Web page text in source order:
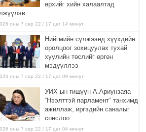
өрхийг хийн халаалтад
оны 7 сар 22 / 17 цаг 14 минут
Нийгмийн сүлжээнд хүүхдийн
оролцоог зохицуулах тухай
хуулийн төслийг өргөн
мэдүүллээ
оны 7 сар 22 / 17 цаг 09 минут
УИХ-ын гишүүн А.Ариунзаяа
“Нээлттэй парламент” танхимд
ажиллаж, иргэдийн саналыг
сонслоо
оны 7 сар 22 / 17 цаг 04 минут